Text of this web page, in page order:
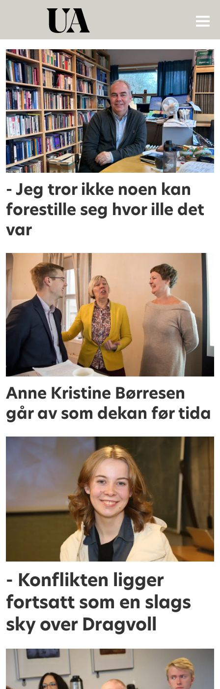
Tag:
institutt
for
historiske
studier
- Jeg tror ikke noen kan
forestille seg hvor ille det
var
Anne Kristine Børresen
går av som dekan før tida
- Konflikten ligger
fortsatt som en slags
sky over Dragvoll